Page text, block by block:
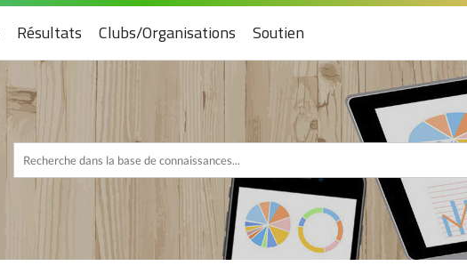
Résultats Clubs/Organisations Soutien